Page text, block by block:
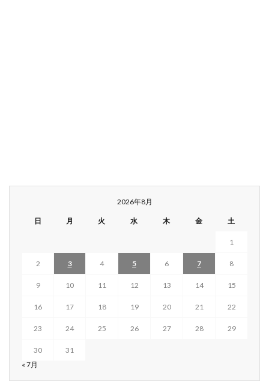
2026年8月
日 月 火 水 木 金 土
1
2 3 4 5 6 7 8
9 10 11 12 13 14 15
16 17 18 19 20 21 22
23 24 25 26 27 28 29
30
31
« 7月